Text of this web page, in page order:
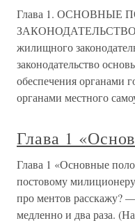
Глава 1.
ЗАКОНОДАТЕЛЬСТВО
жилищного
законодательство
обеспечения органами
органами местного
Глава 1
Глава 1 «Основные
постовому
про ментов
медленно и два раза.